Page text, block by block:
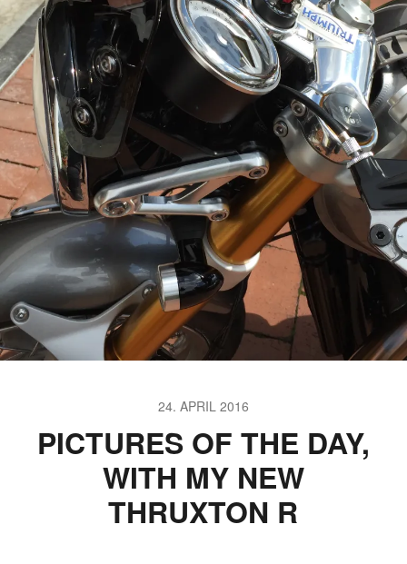
24. APRIL 2016
PICTURES OF THE DAY,
WITH MY NEW
THRUXTON R